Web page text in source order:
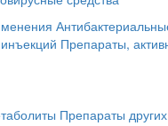
Препараты,
Препараты